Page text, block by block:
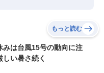
もっと読む
は台風15号の動向に注
い暑さ続く